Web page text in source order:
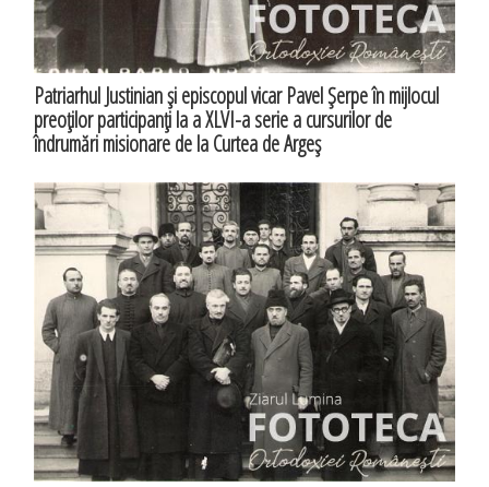
Patriarhul Justinian şi episcopul vicar Pavel Şerpe în mijlocul
preoţilor participanţi la a XLVI-a serie a cursurilor de
îndrumări misionare de la Curtea de Argeş